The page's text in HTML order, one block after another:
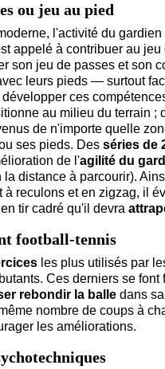
ou jeu au pied
l'activité du
appelé à contribuer au
son jeu de passes et son
leurs pieds — surtout
ces
au milieu du terrain ;
de n'importe quelle
ses pieds. Des séries de
de l'agilité du
la distance à parcourir).
à reculons et en zigzag, il
tir cadré qu'il devra
football-tennis
les plus utilisés par
Ces derniers se font
rebondir la balle dans
nombre de coups à
les améliorations.